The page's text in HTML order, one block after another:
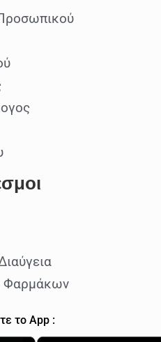
Φαρμάκων
το App :